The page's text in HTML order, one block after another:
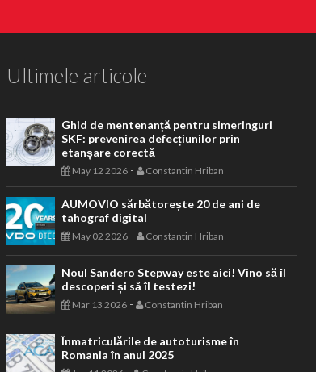
Ultimele articole
Ghid de mentenanță pentru simeringuri
SKF: prevenirea defecțiunilor prin
etanșare corectă
May 12 2026 - Constantin Hriban
AUMOVIO sărbătorește 20 de ani de
tahograf digital
May 02 2026 - Constantin Hriban
Noul Sandero Stepway este aici! Vino să îl
descoperi și să îl testezi!
Mar 13 2026 - Constantin Hriban
Înmatriculările de autoturisme în
Romania în anul 2025